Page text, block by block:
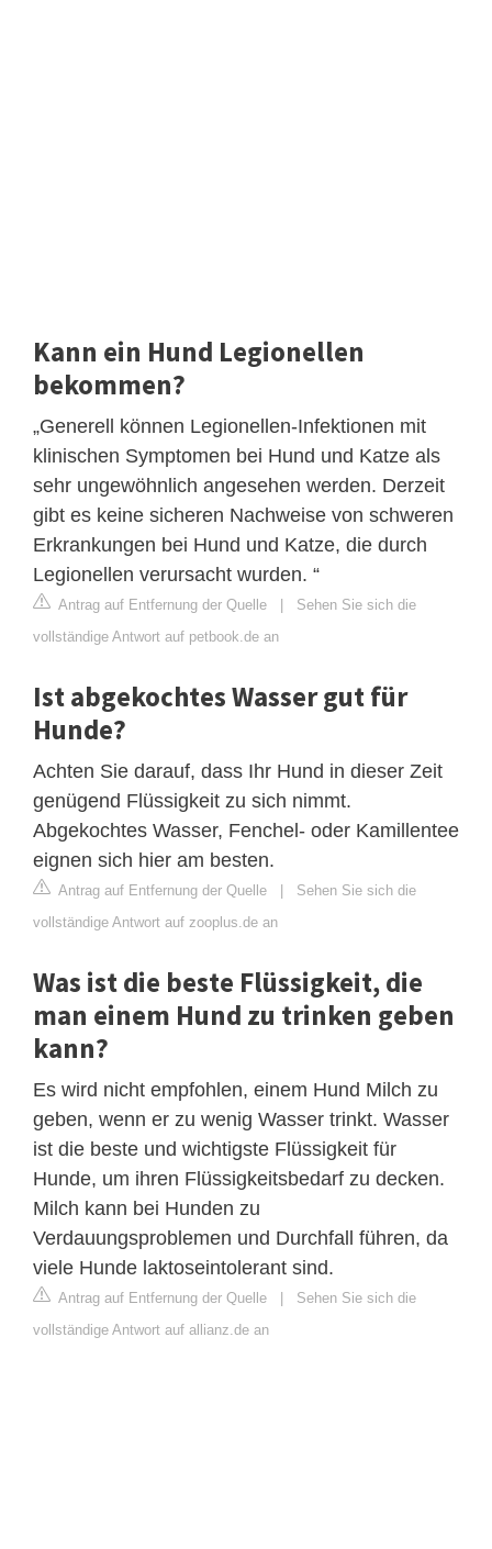
Kann ein Hund Legionellen
bekommen?
„Generell können Legionellen-Infektionen mit
klinischen Symptomen bei Hund und Katze als
sehr ungewöhnlich angesehen werden. Derzeit
gibt es keine sicheren Nachweise von schweren
Erkrankungen bei Hund und Katze, die durch
Legionellen verursacht wurden. “
Antrag auf Entfernung der Quelle | Sehen Sie sich die
vollständige Antwort auf petbook.de an
Ist abgekochtes Wasser gut für
Hunde?
Achten Sie darauf, dass Ihr Hund in dieser Zeit
genügend Flüssigkeit zu sich nimmt.
Abgekochtes Wasser, Fenchel- oder Kamillentee
eignen sich hier am besten.
Antrag auf Entfernung der Quelle | Sehen Sie sich die
vollständige Antwort auf zooplus.de an
Was ist die beste Flüssigkeit, die
man einem Hund zu trinken geben
kann?
Es wird nicht empfohlen, einem Hund Milch zu
geben, wenn er zu wenig Wasser trinkt. Wasser
ist die beste und wichtigste Flüssigkeit für
Hunde, um ihren Flüssigkeitsbedarf zu decken.
Milch kann bei Hunden zu
Verdauungsproblemen und Durchfall führen, da
viele Hunde laktoseintolerant sind.
Antrag auf Entfernung der Quelle | Sehen Sie sich die
vollständige Antwort auf allianz.de an